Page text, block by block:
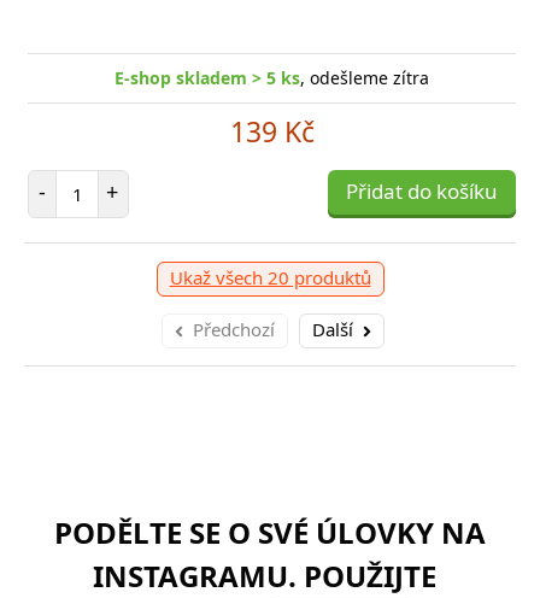
E-shop skladem > 5 ks, odešleme zítra
139 Kč
- Počet položek
+ Přidat do košíku
Ukaž všech 20 produktů
Předchozí Další
PODĚLTE SE O SVÉ ÚLOVKY NA
INSTAGRAMU. POUŽIJTE